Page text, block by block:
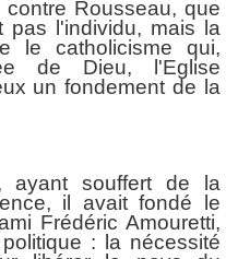
Rousseau, que
pas l'individu, mais la
le catholicisme qui,
de Dieu, l'Eglise
un fondement de la
ayant souffert de la
il avait fondé le
Frédéric Amouretti,
: la nécessité